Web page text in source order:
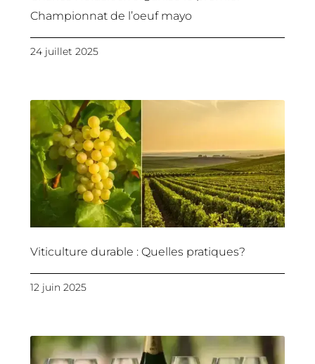
Championnat de l’oeuf mayo
24 juillet 2025
Viticulture durable : Quelles pratiques?
12 juin 2025